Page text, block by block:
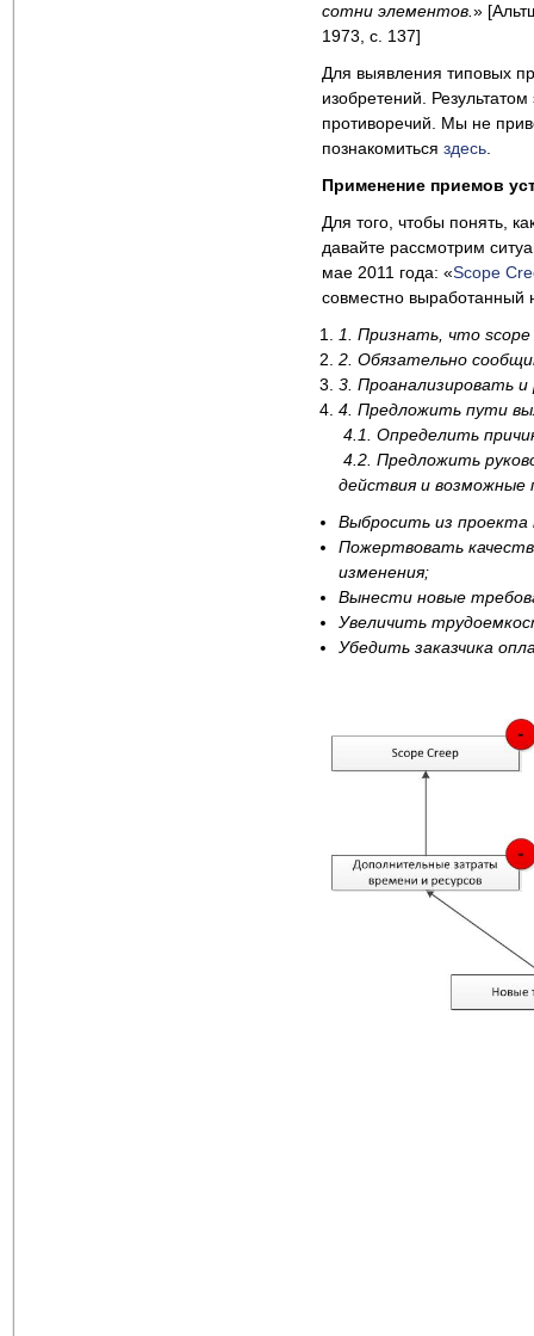
сотни элементов. »
1973, с. 137]
Для выявления типовых
изобретений.
противоречий. Мы не
познакомиться здесь
Применение приемов
Для того, чтобы понять,
давайте рассмотрим
мае 2011 года: «Scope
совместно выработанный
1. Признать, что
2. Обязательно
3. Проанализировать
4. Предложить пути
4.1. Определить
4.2. Предложить
действия и возможные
Выбросить из проекта
Пожертвовать
изменения;
Вынести новые
Увеличить
Убедить заказчика